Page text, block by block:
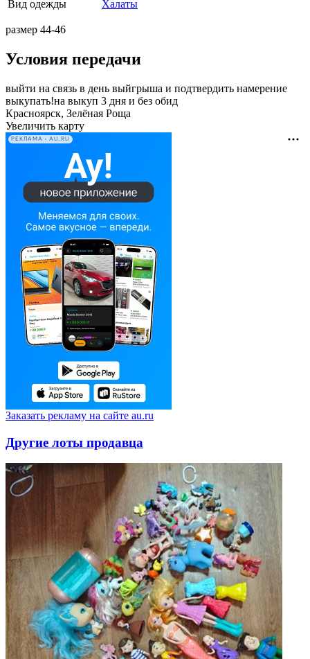
Вид одежды
Халаты
размер 44-46
Условия передачи
выйти на связь в день выйгрыша и подтвердить намерение
выкупать!на выкуп 3 дня и без обид
Красноярск, Зелёная Роща
Увеличить карту
РЕКЛАМА • AU.RU
Заказать рекламу на сайте au.ru
Другие лоты продавца